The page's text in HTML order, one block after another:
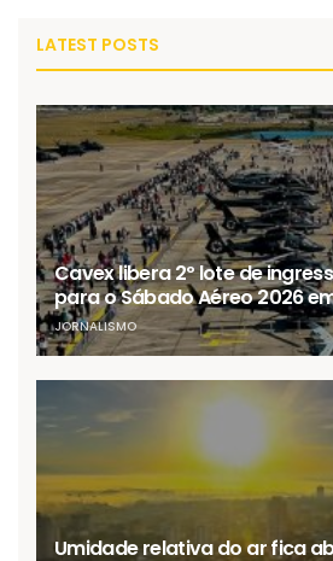
LATEST POSTS
Cavex libera 2º lote de
para o Sábado Aéreo 2026
JORNALISMO
Umidade relativa do ar fica